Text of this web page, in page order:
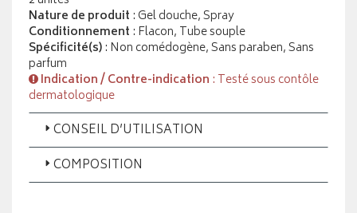
Nature de produit : Gel douche, Spray
Conditionnement : Flacon, Tube souple
Spécificité(s): Non comédogène, Sans paraben, Sans
parfum
Indication / Contre-indication : Testé sous contôle
dermatologique
CONSEIL D’UTILISATION
COMPOSITION